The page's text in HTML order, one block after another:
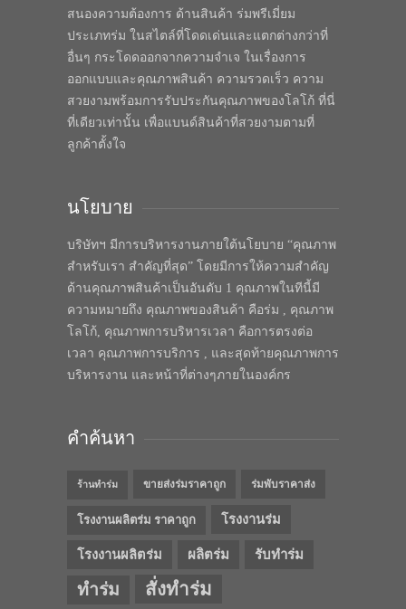
สนองความต้องการ ด้านสินค้า ร่มพรีเมี่ยม
ประเภทร่ม ในสไตล์ที่โดดเด่นและแตกต่างกว่าที่
อื่นๆ กระโดดออกจากความจำเจ ในเรื่องการ
ออกแบบและคุณภาพสินค้า ความรวดเร็ว ความ
สวยงามพร้อมการรับประกันคุณภาพของโลโก้ ที่นี่
ที่เดียวเท่านั้น เพื่อแบนด์สินค้าที่สวยงามตามที่
ลูกค้าตั้งใจ
นโยบาย
บริษัทฯ มีการบริหารงานภายใต้นโยบาย “คุณภาพ
สำหรับเรา สำคัญที่สุด” โดยมีการให้ความสำคัญ
ด้านคุณภาพสินค้าเป็นอันดับ 1 คุณภาพในทีนี้มี
ความหมายถึง คุณภาพของสินค้า คือร่ม , คุณภาพ
โลโก้, คุณภาพการบริหารเวลา คือการตรงต่อ
เวลา คุณภาพการบริการ , และสุดท้ายคุณภาพการ
บริหารงาน และหน้าที่ต่างๆภายในองค์กร
คำค้นหา
ร้านทำร่ม ขายส่งร่มราคาถูก ร่มพับราคาส่ง
โรงงานผลิตร่ม ราคาถูก โรงงานร่ม
โรงงานผลิตร่ม ผลิตร่ม รับทำร่ม
ทำร่ม สั่งทำร่ม